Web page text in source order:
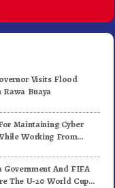
Visits Flood
Rawa Buaya
Maintaining Cyber
Working From
Government And FIFA
The U-20 World Cup